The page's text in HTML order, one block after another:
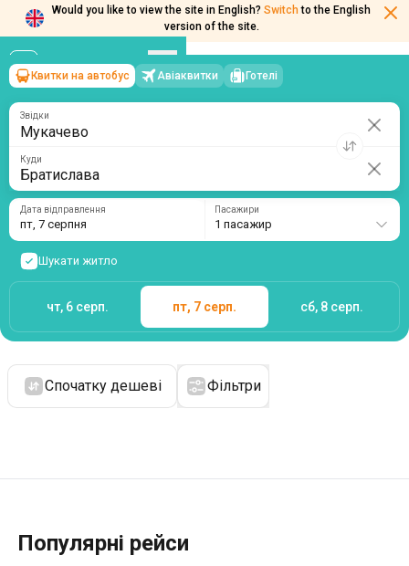
Would you like to view the site in English? Switch to the English
version of the site.
Мукачево→Братислава
пт, 7 серпня/1 пасажир
Квитки на автобус Авіаквитки Готелі
Звідки
Куди
Дата відправлення
пт, 7 серпня
Пасажири
1 пасажир
Шукати житло
чт, 6 серп. пт, 7 серп. сб, 8 серп.
Спочатку дешеві Фільтри
Популярні рейси